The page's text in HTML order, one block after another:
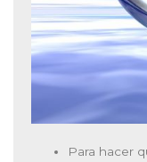
Para hacer